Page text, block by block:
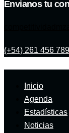
Envianos tu
(+54) 261 456
Inicio
Agenda
Estadísticas
Noticias